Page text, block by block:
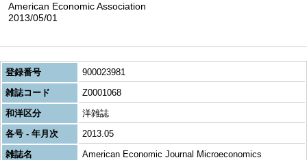
American Economic Association
2013/05/01
登録番号
900023981
雑誌コード
Z0001068
和洋区分
洋雑誌
各号 - 年月次
2013.05
雑誌名
American Economic Journal Microeconomics